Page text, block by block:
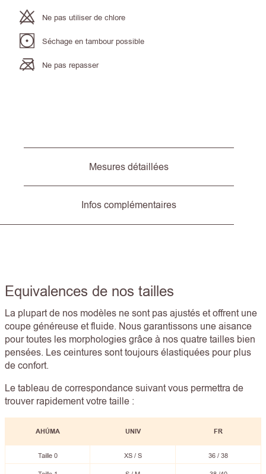
Ne pas utiliser de chlore
Séchage en tambour possible
Ne pas repasser
Mesures détaillées
Infos complémentaires
Equivalences de nos tailles
La plupart de nos modèles ne sont pas ajustés et offrent une
coupe généreuse et fluide. Nous garantissons une aisance
pour toutes les morphologies grâce à nos quatre tailles bien
pensées. Les ceintures sont toujours élastiquées pour plus
de confort.
Le tableau de correspondance suivant vous permettra de
trouver rapidement votre taille :
AHÚMA UNIV FR
Taille 0 XS / S 36 / 38